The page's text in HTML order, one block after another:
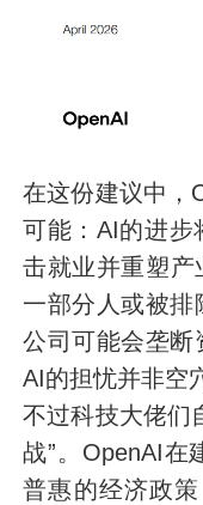
在这份建议中，
可能：AI的进步
击就业并重塑产
一部分人或被排
公司可能会垄断
AI的担忧并非空
不过科技大佬们
战”。OpenAI在
普惠的经济政